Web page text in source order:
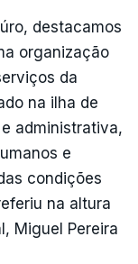
destacamos
organização
da
na ilha de
administrativa,
e
condições
na altura
Miguel Pereira